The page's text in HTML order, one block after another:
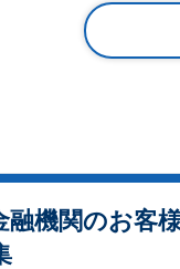
融機関のお客